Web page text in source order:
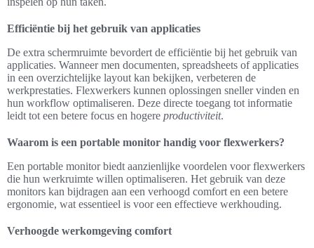
Efficiëntie bij het gebruik van applicaties
De extra schermruimte bevordert de efficiëntie bij het gebruik van
applicaties. Wanneer men documenten, spreadsheets of applicaties
in een overzichtelijke layout kan bekijken, verbeteren de
werkprestaties. Flexwerkers kunnen oplossingen sneller vinden en
hun workflow optimaliseren. Deze directe toegang tot informatie
leidt tot een betere focus en hogere productiviteit.
Waarom is een portable monitor handig voor flexwerkers?
Een portable monitor biedt aanzienlijke voordelen voor flexwerkers
die hun werkruimte willen optimaliseren. Het gebruik van deze
monitors kan bijdragen aan een verhoogd comfort en een betere
ergonomie, wat essentieel is voor een effectieve werkhouding.
Verhoogde werkomgeving comfort